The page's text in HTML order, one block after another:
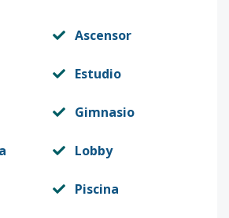
Ascensor
Estudio
Gimnasio
Lobby
Piscina